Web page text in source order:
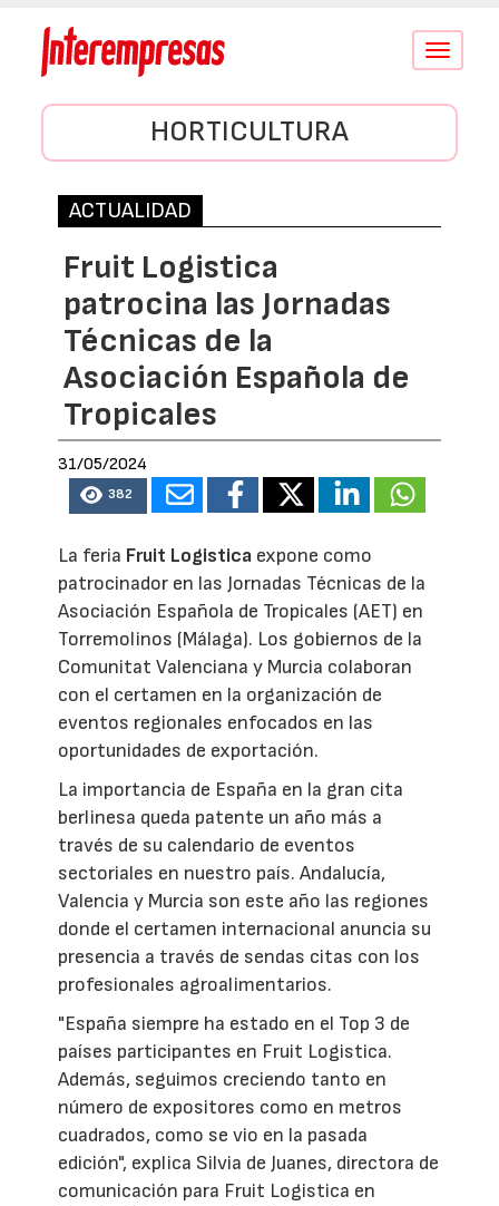
Conmutar
HORTICULTURA
ACTUALIDAD
Fruit Logistica
patrocina las Jornadas
Técnicas de la
Asociación Española de
Tropicales
31/05/2024
382
La feria Fruit Logistica expone como
patrocinador en las Jornadas Técnicas de la
Asociación Española de Tropicales (AET) en
Torremolinos (Málaga). Los gobiernos de la
Comunitat Valenciana y Murcia colaboran
con el certamen en la organización de
eventos regionales enfocados en las
oportunidades de exportación.
La importancia de España en la gran cita
berlinesa queda patente un año más a
través de su calendario de eventos
sectoriales en nuestro país. Andalucía,
Valencia y Murcia son este año las regiones
donde el certamen internacional anuncia su
presencia a través de sendas citas con los
profesionales agroalimentarios.
"España siempre ha estado en el Top 3 de
países participantes en Fruit Logistica.
Además, seguimos creciendo tanto en
número de expositores como en metros
cuadrados, como se vio en la pasada
edición", explica Silvia de Juanes, directora de
comunicación para Fruit Logistica en